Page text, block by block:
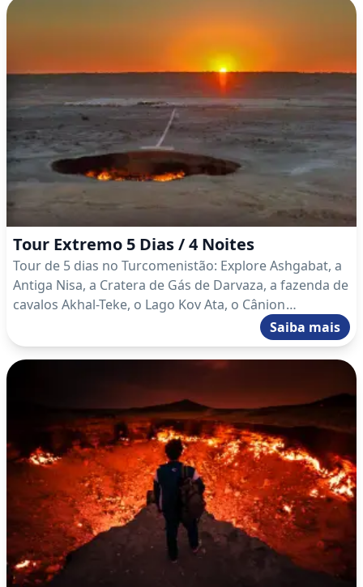
Tour Extremo 5 Dias / 4 Noites
Tour de 5 dias no Turcomenistão: Explore Ashgabat, a
Antiga Nisa, a Cratera de Gás de Darvaza, a fazenda de
cavalos Akhal-Teke, o Lago Kov Ata, o Cânion
Yangykala e o Mar Cáspio com passeios culturais e
urbanos.
Saiba mais